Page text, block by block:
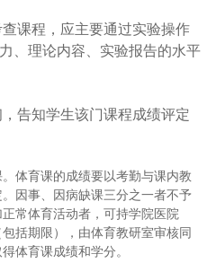
查课程，应主要通过实验操作
、理论内容、实验报告的水平
告知学生该门课程成绩评定
。体育课的成绩要以考勤与课内教
因事、因病缺课三分之一者不予
常体育活动者，可持学院医院
括期限），由体育教研室审核同
体育课成绩和学分。